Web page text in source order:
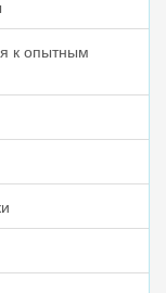
к опытным